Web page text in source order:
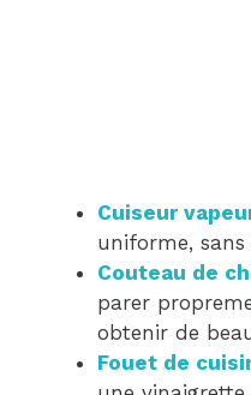
Cuiseur
uniforme,
Couteau de
parer
obtenir de
Fouet de